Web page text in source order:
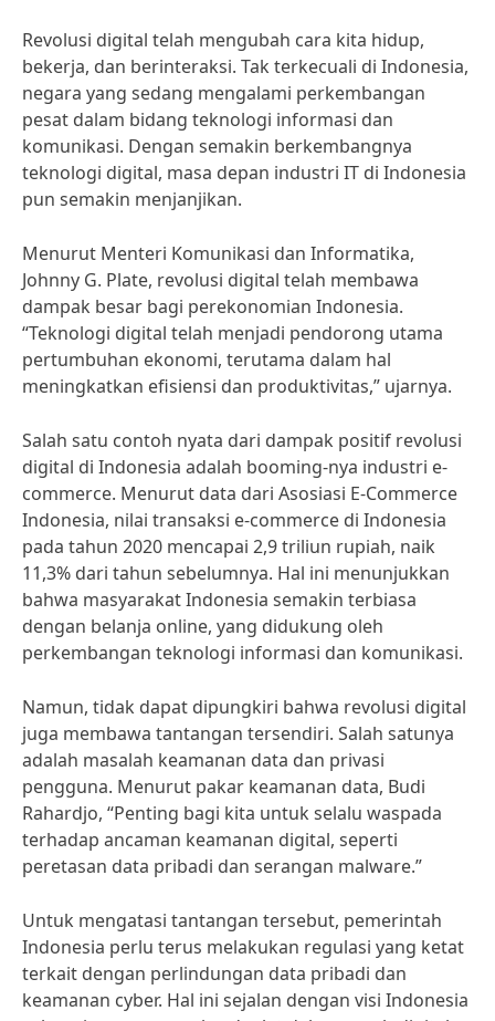
Revolusi digital telah mengubah cara kita hidup,
bekerja, dan berinteraksi. Tak terkecuali di Indonesia,
negara yang sedang mengalami perkembangan
pesat dalam bidang teknologi informasi dan
komunikasi. Dengan semakin berkembangnya
teknologi digital, masa depan industri IT di Indonesia
pun semakin menjanjikan.
Menurut Menteri Komunikasi dan Informatika,
Johnny G. Plate, revolusi digital telah membawa
dampak besar bagi perekonomian Indonesia.
“Teknologi digital telah menjadi pendorong utama
pertumbuhan ekonomi, terutama dalam hal
meningkatkan efisiensi dan produktivitas,” ujarnya.
Salah satu contoh nyata dari dampak positif revolusi
digital di Indonesia adalah booming-nya industri e-
commerce. Menurut data dari Asosiasi E-Commerce
Indonesia, nilai transaksi e-commerce di Indonesia
pada tahun 2020 mencapai 2,9 triliun rupiah, naik
11,3% dari tahun sebelumnya. Hal ini menunjukkan
bahwa masyarakat Indonesia semakin terbiasa
dengan belanja online, yang didukung oleh
perkembangan teknologi informasi dan komunikasi.
Namun, tidak dapat dipungkiri bahwa revolusi digital
juga membawa tantangan tersendiri. Salah satunya
adalah masalah keamanan data dan privasi
pengguna. Menurut pakar keamanan data, Budi
Rahardjo, “Penting bagi kita untuk selalu waspada
terhadap ancaman keamanan digital, seperti
peretasan data pribadi dan serangan malware.”
Untuk mengatasi tantangan tersebut, pemerintah
Indonesia perlu terus melakukan regulasi yang ketat
terkait dengan perlindungan data pribadi dan
keamanan cyber. Hal ini sejalan dengan visi Indonesia